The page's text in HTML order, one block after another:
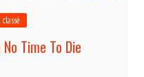
Time To Die